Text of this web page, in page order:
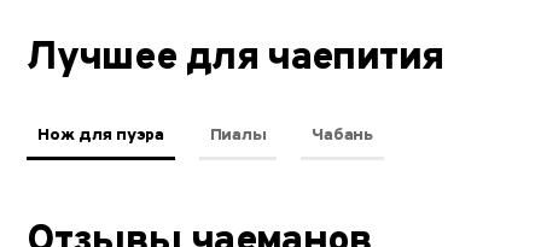
Лучшее для чаепития
Нож для пуэра Пиалы Чабань